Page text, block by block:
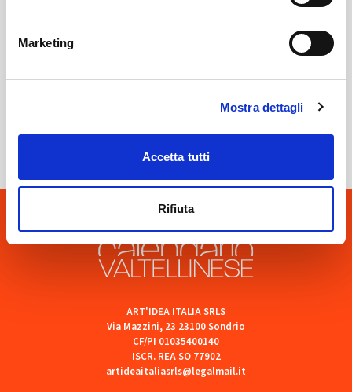
Marketing
Mostra dettagli
Accetta tutti
Rifiuta
ART'IDEA ITALIA SRLS
Via Mazzini, 23 23100 Sondrio
CF/PI 01035400140
ISCR. REA SO 77902
artideaitaliasrls@legalmail.it